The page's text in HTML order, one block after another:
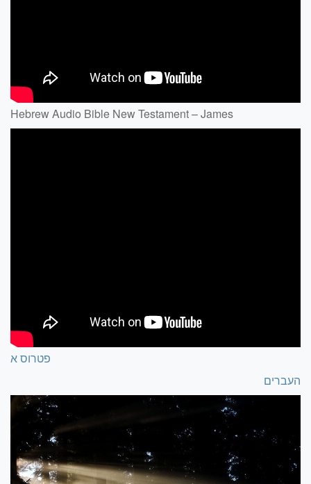
Hebrew Audio Bible New Testament – James
פטרוס א
העברים